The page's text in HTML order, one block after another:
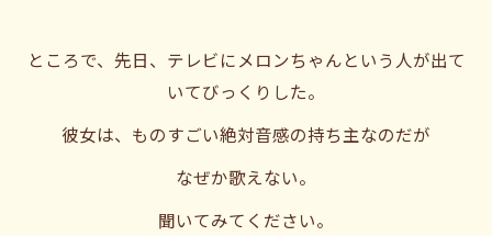
ところで、先日、テレビにメロンちゃんという人が出て
いてびっくりした。
彼女は、ものすごい絶対音感の持ち主なのだが
なぜか歌えない。
聞いてみてください。